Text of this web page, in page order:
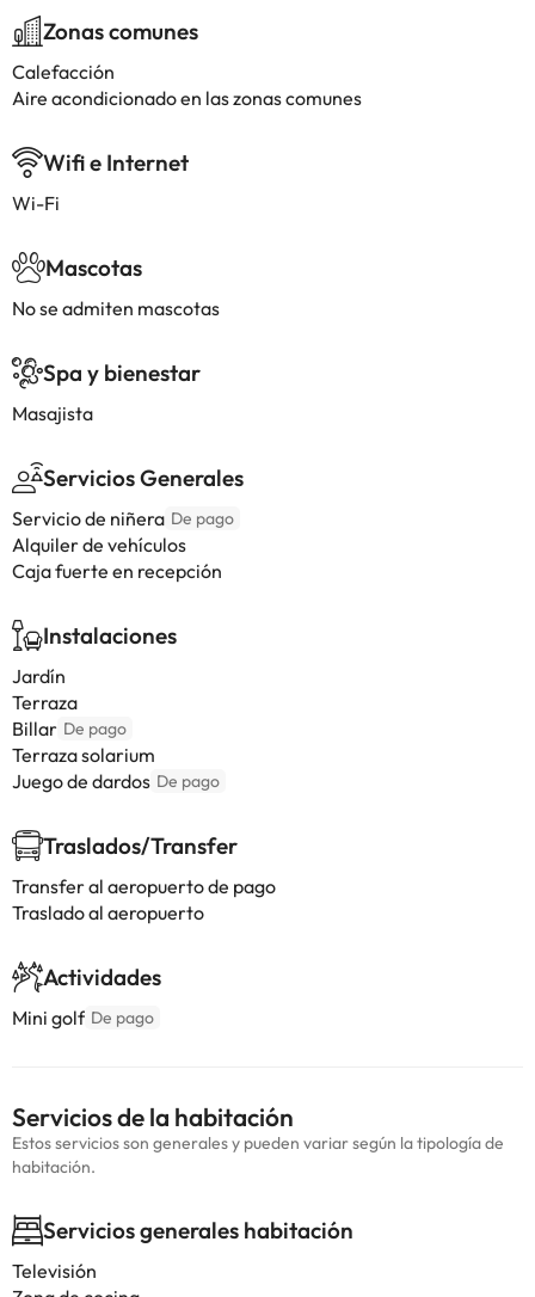
Zonas comunes
Calefacción
Aire acondicionado en las zonas comunes
Wifi e Internet
Wi-Fi
Mascotas
No se admiten mascotas
Spa y bienestar
Masajista
Servicios Generales
Servicio de niñera De pago
Alquiler de vehículos
Caja fuerte en recepción
Instalaciones
Jardín
Terraza
Billar De pago
Terraza solarium
Juego de dardos De pago
Traslados/Transfer
Transfer al aeropuerto de pago
Traslado al aeropuerto
Actividades
Mini golf De pago
Servicios de la habitación
Estos servicios son generales y pueden variar según la tipología de
habitación.
Servicios generales habitación
Televisión